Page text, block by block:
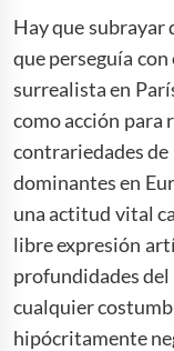
Hay que subrayar
que perseguía
surrealista en
como acción para
contrariedades de
dominantes en
una actitud vital
libre expresión
profundidades del
cualquier
hipócritamente